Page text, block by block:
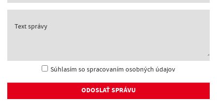
Text správy
Súhlasím so spracovaním osobných údajov
ODOSLAŤ SPRÁVU